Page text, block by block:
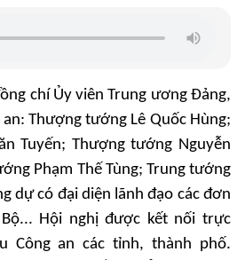
chí Ủy viên Trung ương Đảng,
Thượng tướng Lê Quốc Hùng;
Tuyến; Thượng tướng Nguyễn
Phạm Thế Tùng; Trung tướng
dự có đại diện lãnh đạo các đơn
Hội nghị được kết nối trực
Công an các tỉnh, thành phố.